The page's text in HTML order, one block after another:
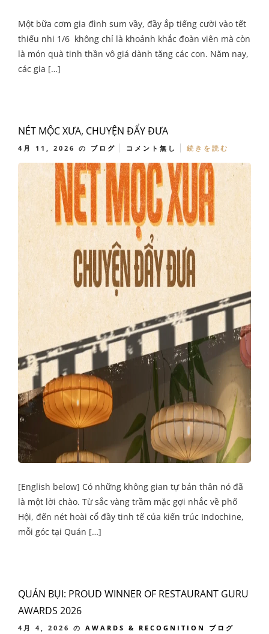
Một bữa cơm gia đình sum vầy, đầy ắp tiếng cười vào tết
thiếu nhi 1/6 không chỉ là khoảnh khắc đoàn viên mà còn
là món quà tinh thần vô giá dành tặng các con. Năm nay,
các gia […]
NÉT MỘC XƯA, CHUYỆN ĐẨY ĐƯA
4月 11, 2026 の ブログ コメント無し 続きを読む
[English below] Có những không gian tự bản thân nó đã
là một lời chào. Từ sắc vàng trầm mặc gợi nhắc về phố
Hội, đến nét hoài cổ đầy tinh tế của kiến trúc Indochine,
mỗi góc tại Quán […]
QUÁN BỤI: PROUD WINNER OF RESTAURANT GURU
AWARDS 2026
4月 4, 2026 の AWARDS & RECOGNITION
ブログ